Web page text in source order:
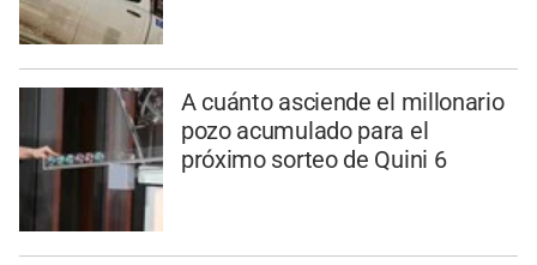
A cuánto asciende el millonario
pozo acumulado para el
próximo sorteo de Quini 6